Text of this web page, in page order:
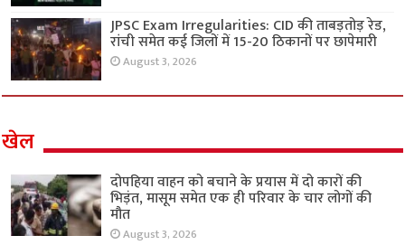
JPSC Exam Irregularities: CID की ताबड़तोड़ रेड,
रांची समेत कई जिलों में 15-20 ठिकानों पर छापेमारी
August 3, 2026
खेल
दोपहिया वाहन को बचाने के प्रयास में दो कारों की
भिड़ंत, मासूम समेत एक ही परिवार के चार लोगों की
मौत
August 3, 2026